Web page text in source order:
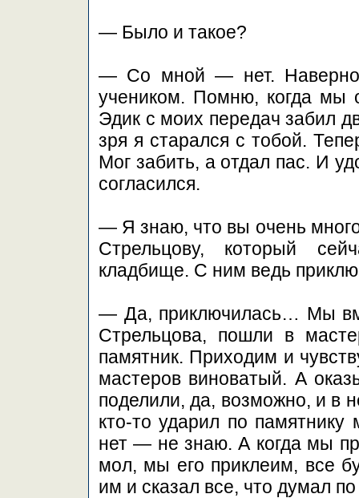
— Было и такое?
— Со мной — нет.
учеником. Помню, когда мы
Эдик с моих передач забил
зря я старался с тобой.
Мог забить, а отдал пас. И
согласился.
— Я знаю, что вы очень
Стрельцову, который
кладбище. С ним ведь
— Да, приключилась… Мы
Стрельцова, пошли в
памятник. Приходим и
мастеров виноватый. А
поделили, да, возможно, и в
кто-то ударил по
нет — не знаю. А когда мы
мол, мы его приклеим, все
им и сказал все, что думал